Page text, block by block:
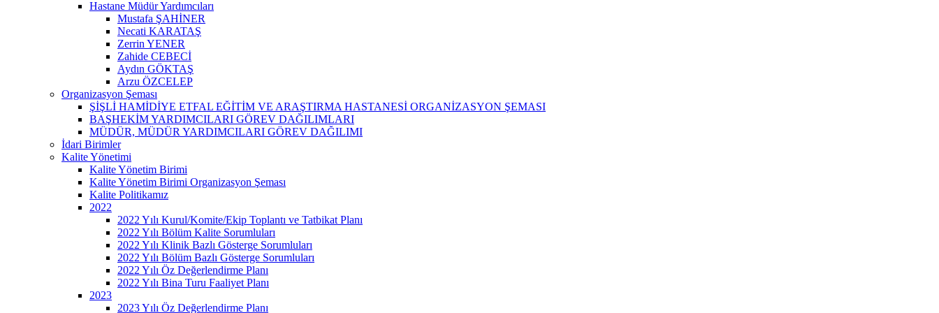
Hastane Müdür Yardımcıları
Mustafa ŞAHİNER
Necati KARATAŞ
Zerrin YENER
Zahide CEBECİ
Aydın GÖKTAŞ
Arzu ÖZCELEP
Organizasyon Şeması
ŞİŞLİ HAMİDİYE ETFAL EĞİTİM VE ARAŞTIRMA HASTANESİ ORGANİZASYON ŞEMASI
BAŞHEKİM YARDIMCILARI GÖREV DAĞILIMLARI
MÜDÜR, MÜDÜR YARDIMCILARI GÖREV DAĞILIMI
İdari Birimler
Kalite Yönetimi
Kalite Yönetim Birimi
Kalite Yönetim Birimi Organizasyon Şeması
Kalite Politikamız
2022
2022 Yılı Kurul/Komite/Ekip Toplantı ve Tatbikat Planı
2022 Yılı Bölüm Kalite Sorumluları
2022 Yılı Klinik Bazlı Gösterge Sorumluları
2022 Yılı Bölüm Bazlı Gösterge Sorumluları
2022 Yılı Öz Değerlendirme Planı
2022 Yılı Bina Turu Faaliyet Planı
2023
2023 Yılı Öz Değerlendirme Planı